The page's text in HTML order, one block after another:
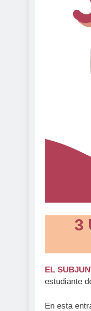
3
EL
estudiante
En esta